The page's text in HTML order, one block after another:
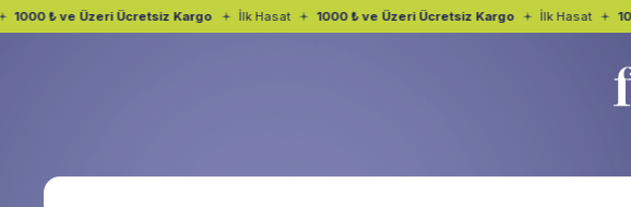
1000 ₺ ve Üzeri Ücretsiz Kargo İlk Hasat 1000 ₺ ve Üzeri Ücretsiz Kargo İlk Hasat